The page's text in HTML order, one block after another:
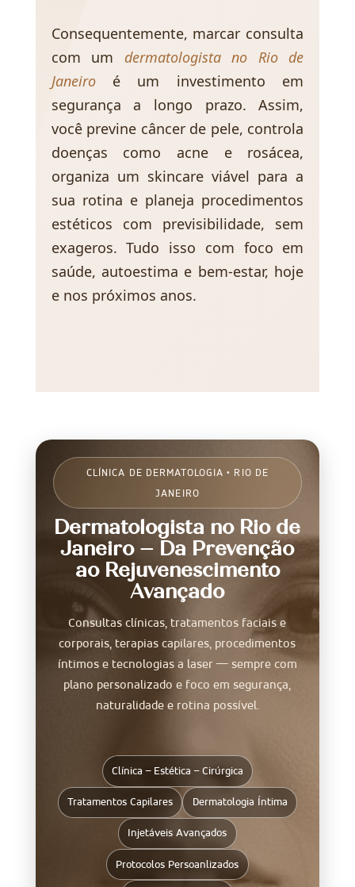
Consequentemente, marcar consulta
com um dermatologista no Rio de
Janeiroé um investimento em
segurança a longo prazo. Assim,
você previne câncer de pele, controla
doenças como acne e rosácea,
organiza um skincare viável para a
sua rotina e planeja procedimentos
estéticos com previsibilidade, sem
exageros. Tudo isso com foco em
saúde, autoestima e bem-estar, hoje
e nos próximos anos.
CLÍNICA DE DERMATOLOGIA • RIO DE
JANEIRO
Dermatologista no Rio de
Janeiro – Da Prevenção
ao Rejuvenescimento
Avançado
Consultas clínicas, tratamentos faciais e
corporais, terapias capilares, procedimentos
íntimos e tecnologias a laser — sempre com
plano personalizado e foco em segurança,
naturalidade e rotina possível.
Clínica – Estética – Cirúrgica
Tratamentos Capilares Dermatologia Íntima
Injetáveis Avançados
Protocolos Persoanlizados